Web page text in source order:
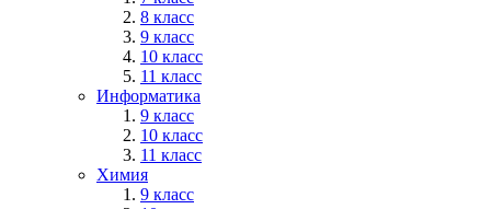
8 класс
9 класс
10 класс
11 класс
Информатика
9 класс
10 класс
11 класс
Химия
9 класс